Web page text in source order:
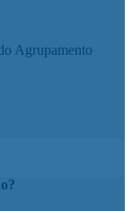
Agrupamento